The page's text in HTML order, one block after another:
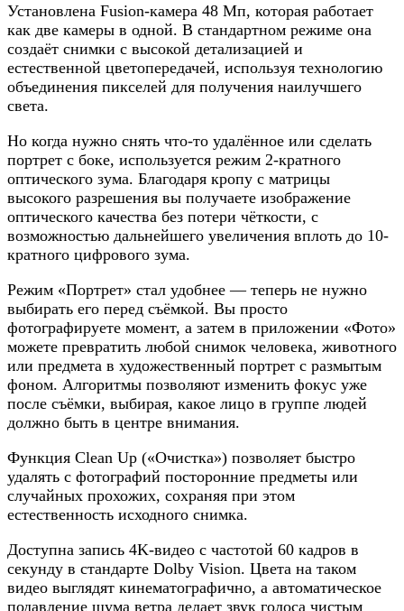
Установлена Fusion-камера 48 Мп, которая работает
как две камеры в одной. В стандартном режиме она
создаёт снимки с высокой детализацией и
естественной цветопередачей, используя технологию
объединения пикселей для получения наилучшего
света.
Но когда нужно снять что-то удалённое или сделать
портрет с боке, используется режим 2-кратного
оптического зума. Благодаря кропу с матрицы
высокого разрешения вы получаете изображение
оптического качества без потери чёткости, с
возможностью дальнейшего увеличения вплоть до 10-
кратного цифрового зума.
Режим «Портрет» стал удобнее — теперь не нужно
выбирать его перед съёмкой. Вы просто
фотографируете момент, а затем в приложении «Фото»
можете превратить любой снимок человека, животного
или предмета в художественный портрет с размытым
фоном. Алгоритмы позволяют изменить фокус уже
после съёмки, выбирая, какое лицо в группе людей
должно быть в центре внимания.
Функция Clean Up («Очистка») позволяет быстро
удалять с фотографий посторонние предметы или
случайных прохожих, сохраняя при этом
естественность исходного снимка.
Доступна запись 4K-видео с частотой 60 кадров в
секунду в стандарте Dolby Vision. Цвета на таком
видео выглядят кинематографично, а автоматическое
подавление шума ветра делает звук голоса чистым